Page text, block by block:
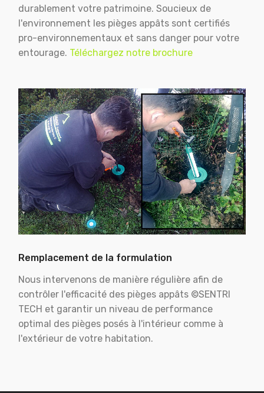
durablement votre patrimoine. Soucieux de
l'environnement les pièges appâts sont certifiés
pro-environnementaux et sans danger pour votre
entourage. Téléchargez notre brochure
Remplacement de la formulation
Nous intervenons de manière régulière afin de
contrôler l'efficacité des pièges appâts ©SENTRI
TECH et garantir un niveau de performance
optimal des pièges posés à l'intérieur comme à
l'extérieur de votre habitation.